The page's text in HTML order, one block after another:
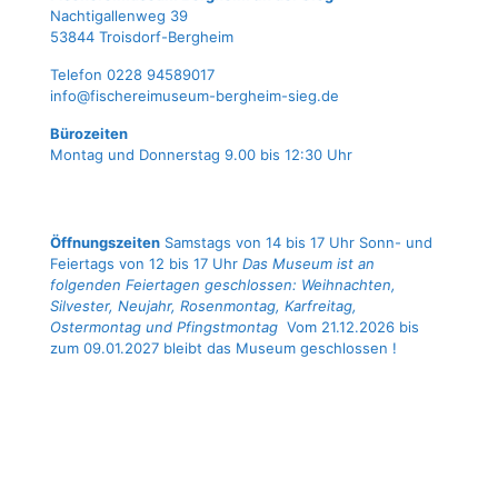
Nach­ti­gal­len­weg 39
53844 Troisdorf-Bergheim
Tele­fon 0228 94589017
info@fischereimuseum-bergheim-sieg.de
Büro­zei­ten
Mon­tag und Don­ners­tag 9.00 bis 12:30 Uhr
Öffnungszeiten Samstags von 14 bis 17 Uhr Sonn- und
Feiertags von 12 bis 17 Uhr Das Museum ist an
folgenden Feiertagen geschlossen: Weihnachten,
Silvester, Neujahr, Rosenmontag, Karfreitag,
Ostermontag und Pfingstmontag Vom 21.12.2026 bis
zum 09.01.2027 bleibt das Museum geschlossen !